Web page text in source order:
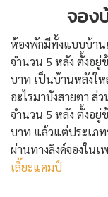
จอง
ห้องพักมีทั้งแบบบ้า
จำนวน 5 หลัง ตั้งอยู่
บาท เป็นบ้านหลังใ
อะไรมาบังสายตา
จำนวน 5 หลัง ตั้งอยู่
บาท แล้วแต่ประเภท
ผ่านทางลิงค์จองในเ
เลี๊ยะแคมป์